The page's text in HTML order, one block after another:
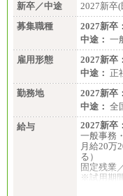
新卒／中途
2027新卒
募集職種
2027新卒：
中途： 一
雇用形態
2027新卒：
中途： 正
勤務地
2027新卒：
中途： 全
給与
2027新卒：
一般事務
月給20万
る）
固定残業
※試用期